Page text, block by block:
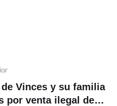
Vinces y su familia
por venta ilegal de